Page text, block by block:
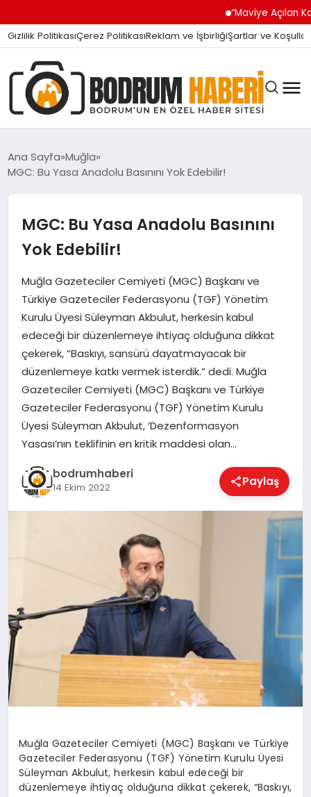
“Maviye Açılan Kapı”
Gizlilik PolitikasıÇerez PolitikasıReklam ve İşbirliğiŞartlar ve Koşullar
BODRUM BODRUM
SIYASET
MAGAZIN
KÖŞE YAZILARI
YAŞAM
SPOR
MUĞLA
Ana Sayfa Muğla
MGC: Bu Yasa Anadolu Basınını Yok Edebilir!
MGC: Bu Yasa Anadolu Basınını
Yok Edebilir!
Muğla Gazeteciler Cemiyeti (MGC) Başkanı ve
Türkiye Gazeteciler Federasyonu (TGF) Yönetim
Kurulu Üyesi Süleyman Akbulut, herkesin kabul
edeceği bir düzenlemeye ihtiyaç olduğuna dikkat
çekerek, “Baskıyı, sansürü dayatmayacak bir
düzenlemeye katkı vermek isterdik.” dedi. Muğla
Gazeteciler Cemiyeti (MGC) Başkanı ve Türkiye
Gazeteciler Federasyonu (TGF) Yönetim Kurulu
Üyesi Süleyman Akbulut, ‘Dezenformasyon
Yasası’nın teklifinin en kritik maddesi olan…
bodrumhaberi
14 Ekim 2022 Paylaş
Muğla Gazeteciler Cemiyeti (MGC) Başkanı ve Türkiye
Gazeteciler Federasyonu (TGF) Yönetim Kurulu Üyesi
Süleyman Akbulut, herkesin kabul edeceği bir
düzenlemeye ihtiyaç olduğuna dikkat çekerek, “Baskıyı,